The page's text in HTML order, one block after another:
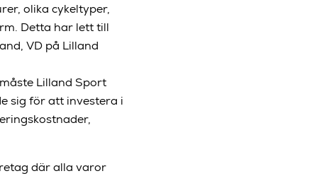
olika cykeltyper,
Detta har lett till
VD på Lilland
Lilland Sport
sig för att investera i
där alla varor